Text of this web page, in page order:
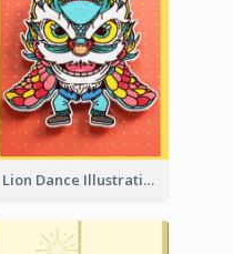
Lion Dance Illustration Photo Greeting Card